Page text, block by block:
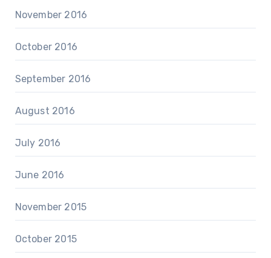
November 2016
October 2016
September 2016
August 2016
July 2016
June 2016
November 2015
October 2015